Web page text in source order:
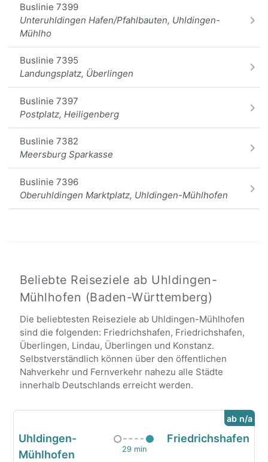
Mühlhofen Kirche, Uhldingen-Mühlhofen
Uhldingen-Mühlhofen
Unteruhldingen
Greifensee, Im Hof
Unteruhldingen Maurach, Uhldingen-Mühlhofen
Alle Haltestellen
Buslinie 7399
Unteruhldingen Hafen/Pfahlbauten, Uhldingen-
Mühlho
Buslinie 7395
Landungsplatz, Überlingen
Buslinie 7397
Postplatz, Heiligenberg
Buslinie 7382
Meersburg Sparkasse
Buslinie 7396
Oberuhldingen Marktplatz, Uhldingen-Mühlhofen
Überlingen Hafen
Beliebte Reiseziele ab Uhldingen-
Mühlhofen (Baden-Württemberg)
Die beliebtesten Reiseziele ab Uhldingen-Mühlhofen
sind die folgenden: Friedrichshafen, Friedrichshafen,
Überlingen, Lindau, Überlingen und Konstanz.
Selbstverständlich können über den öffentlichen
Nahverkehr und Fernverkehr nahezu alle Städte
innerhalb Deutschlands erreicht werden.
ab n/a
Uhldingen-
Mühlhofen
29 min
Friedrichshafen